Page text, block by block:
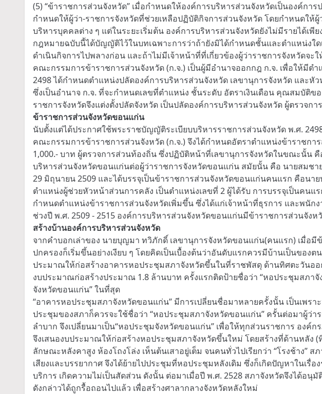
(5) “ข้าราชการส่วนจังหวัด” เมื่อกำหนดให้องค์การบริหารส่วนจังหวัดเป็นองค์ก
กำหนดให้ผู้ว่า-ราชการจังหวัดที่ช่วยเหลือปฏิบัติกิจการส่วนจังหวัด โดยกำหนดให้
บริหารบุคคลต่าง ๆ แต่ในระยะเริ่มต้น องค์การบริหารส่วนจังหวัดยังไม่มีรายได้เ
กฎหมายฉบับนี้ได้บัญญัติไว้ในบทเฉพาะการว่าถ้ายังมิได้กำหนดชั้นและตำแหน่ง
ดำเนินกิจการไปพลางก่อน และถ้าไม่มีเจ้าหน้าที่ที่เกี่ยวข้องผู้ว่าราชการจังหวัดจ
คณะกรรมการข้าราชการส่วนจังหวัด (ก.จ.) เป็นผู้มีอำนาจออกกฎ ก.จ. เพื่อให้มี
2498 ได้กำหนดตำแหน่งปลัดองค์การบริหารส่วนจังหวัด เลขานุการจังหวัด และหั
ซึ่งเป็นอำนาจ ก.จ. ที่จะกำหนดเลขที่ตำแหน่ง ชั้นระดับ อัตราเงินเดือน คุณสมบัติข
ราชการจังหวัดจึงแต่งตั้งปลัดจังหวัด เป็นปลัดองค์การบริหารส่วนจังหวัด ผู้ตรวจ
ข้าราชการส่วนจังหวัดขอนแก่น
นับตั้งแต่ได้ประกาศใช้พระราชบัญญัติระเบียบบริหารราชการส่วนจังหวัด พ.ศ.
คณะกรรมการข้าราชการส่วนจังหวัด (ก.จ.) จึงได้กำหนดอัตราตำแหน่งข้าราชก
1,000.- บาท ผู้ตรวจการส่วนท้องถิ่น ซึ่งปฏิบัติหน้าที่เลขานุการจังหวัดในขณะนั้น
บริหารส่วนจังหวัดขอนแก่นต่อผู้ว่าราชการจังหวัดขอนแก่น สมัยนั้น คือ นายสมช
29 มิถุนายน 2509 และได้บรรจุเป็นข้าราชการส่วนจังหวัดขอนแก่นคนแรก คือน
ตำแหน่งผู้ช่วยหัวหน้าส่วนการคลัง เป็นตำแหน่งเลขที่ 2 ผู้ได้รับ การบรรจุเป็นคน
กำหนดตำแหน่งข้าราชการส่วนจังหวัดเพิ่มขึ้น ซึ่งได้แก่เจ้าหน้าที่ธุรการ และพนั
ช่วงปี พ.ศ. 2509 - 2515 องค์การบริหารส่วนจังหวัดขอนแก่นมีข้าราชการส่วนจัง
สร้างบ้านองค์การบริหารส่วนจังหวัด
จากคำบอกเล่าของ นายบุญมา ทวิภักดิ์ เลขานุการจังหวัดขอนแก่น(คนแรก) เมื่อ
ปกครองก็เริ่มขึ้นอย่างเงียบ ๆ โดยคิดเป็นเบื้องต้นว่าอันดับแรกควรมีบ้านเป็นขอ
ประมาณให้ก่อสร้างอาคารหอประชุมสภาจังหวัดขึ้นในที่ราชพัสดุ ด้านทิศตะวันอ
งบประมาณก่อสร้างประมาณ 1.8 ล้านบาท ครั้งแรกติดป้ายชื่อว่า “หอประชุมสภา
จังหวัดขอนแก่น” ในที่สุด
“อาคารหอประชุมสภาจังหวัดขอนแก่น” มีการเปลี่ยนชื่อมาหลายครั้งนั้น เป็นเพ
ประชุมของสภาก็ควรจะใช้ชื่อว่า “หอประชุมสภาจังหวัดขอนแก่น” ครั้นต่อมาผู้ว่า
ลำบาก จึงเปลี่ยนมาเป็น“หอประชุมจังหวัดขอนแก่น” เพื่อให้ทุกส่วนราชการ องค์
จึงเสนองบประมาณให้ก่อสร้างหอประชุมสภาจังหวัดขึ้นใหม่ โดยสร้างที่ด้านหลัง
ลักษณะหลังคาสูง ห้องโถงโล่ง เห็นต้นเสาอยู่เต็ม จนคนทั่วไปเรียกว่า “โรงช้าง”
เสียงและบรรยากาศ จึงได้ย้ายไปประชุมที่หอประชุมหลังเดิม ซึ่งก็เกิดปัญหาในเ
บริการ เกิดความไม่เป็นสัดส่วน ดังนั้น ต่อมาเมื่อปี พ.ศ. 2528 สภาจังหวัดจึงได้อ
ดังกล่าวได้ถูกรื้อถอนไปแล้ว เพื่อสร้างศาลากลางจังหวัดหลังใหม่